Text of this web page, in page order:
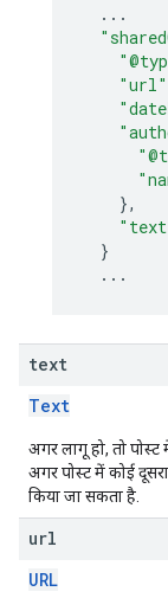
...
"url"
},
}
...
text
Text
अगर लागू हो, तो
अगर पोस्ट में कोई
किया जा सकता है.
url
URL